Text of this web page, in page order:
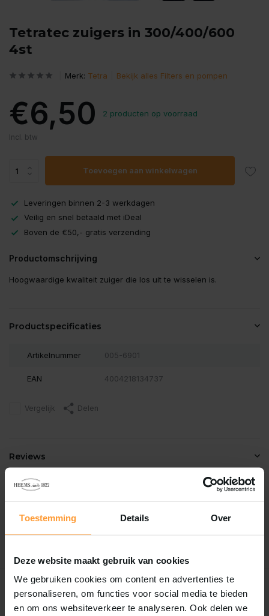
Toestemming Details Over
Deze website maakt gebruik van cookies
We gebruiken cookies om content en advertenties te
personaliseren, om functies voor social media te bieden
en om ons websiteverkeer te analyseren. Ook delen we
Tetratec zuigers in 300/400/600
4st
Merk: Tetra Bekijk alles Filters en pompen
€6,50 2 producten op voorraad
Incl. btw
Toevoegen aan winkelwagen
Leveringen binnen 2-3 werkdagen
Veilig en snel betaald met iDeal
Boven de €50,- gratis verzending
Productomschrijving
Hoogwaardige kwaliteit zuiger die los uit te wisselen is.
Productspecificaties
Artikelnummer 005-6901
EAN 4004218134737
Vergelijk Delen
Reviews
Schrijf je eigen review
Recent bekeken